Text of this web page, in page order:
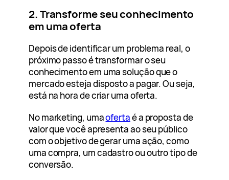
2. Transforme seu conhecimento
em uma oferta
Depois de identificar um problema real, o
próximo passo é transformar o seu
conhecimento em uma solução que o
mercado esteja disposto a pagar. Ou seja,
está na hora de criar uma oferta.
No marketing, umaofertaé a proposta de
valor que você apresenta ao seu público
com o objetivo de gerar uma ação, como
uma compra, um cadastro ou outro tipo de
conversão.